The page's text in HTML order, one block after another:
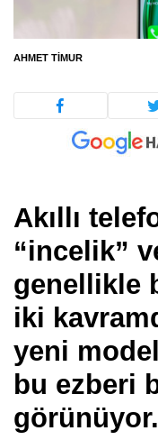
AHMET TIMUR
Akıllı
“incelik”
genellikle
iki
yeni
bu ezberi
görünüyor.